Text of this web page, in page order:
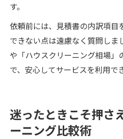
す。
依頼前には、見積書の内訳項目
できない点は遠慮なく質問しま
や「ハウスクリーニング相場」
で、安心してサービスを利用で
迷ったときこそ押さ
ーニング比較術